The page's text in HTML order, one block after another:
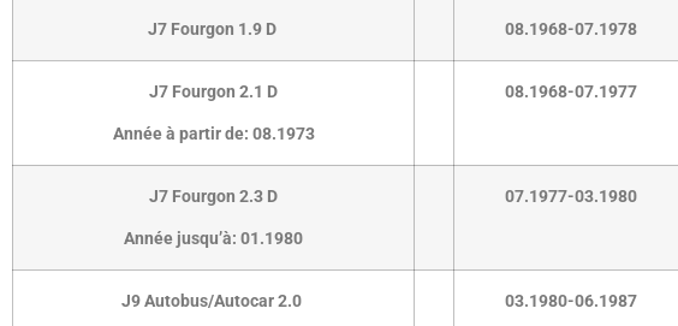
J7 Fourgon 1.9 D 08.1968-07.1978
J7 Fourgon 2.1 D
Année à partir de: 08.1973
08.1968-07.1977
J7 Fourgon 2.3 D
Année jusqu’à: 01.1980
07.1977-03.1980
J9 Autobus/Autocar 2.0 03.1980-06.1987